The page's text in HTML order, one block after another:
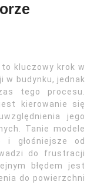
kluczowy krok w
budynku, jednak
tego procesu.
kierowanie się
jego
Tanie modele
i głośniejsze od
do frustracji
błędem jest
do powierzchni